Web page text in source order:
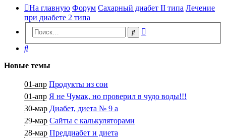
На главную Форум Сахарный диабет II типа Лечение
при диабете 2 типа
Поиск
Поиск
Новые темы
01-апр Продукты из сои
01-апр Я не Чумак, но проверил в чудо воды!!!
30-мар Диабет, диета № 9 а
29-мар Сайты с калькуляторами
28-мар Преддиабет и диета